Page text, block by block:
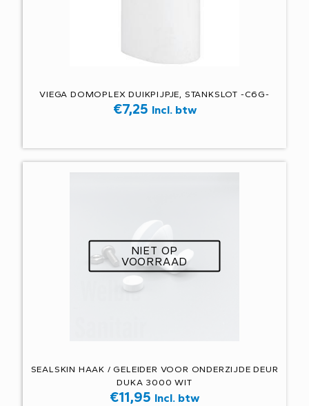
VIEGA DOMOPLEX DUIKPIJPJE, STANKSLOT -C6G-
€7,25 Incl. btw
NIET OP
VOORRAAD
SEALSKIN HAAK / GELEIDER VOOR ONDERZIJDE DEUR
DUKA 3000 WIT
€11,95 Incl. btw